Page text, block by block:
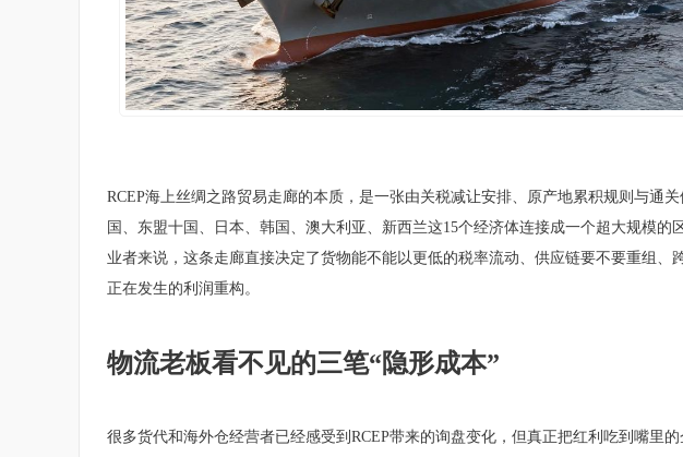
RCEP海上丝绸之路贸易走廊的本质，是一张由关税减让安排、原产地累积规则与通
国、东盟十国、日本、韩国、澳大利亚、新西兰这15个经济体连接成一个超大规模的
业者来说，这条走廊直接决定了货物能不能以更低的税率流动、供应链要不要重组、
正在发生的利润重构。
物流老板看不见的三笔“隐形成本”
很多货代和海外仓经营者已经感受到RCEP带来的询盘变化，但真正把红利吃到嘴里